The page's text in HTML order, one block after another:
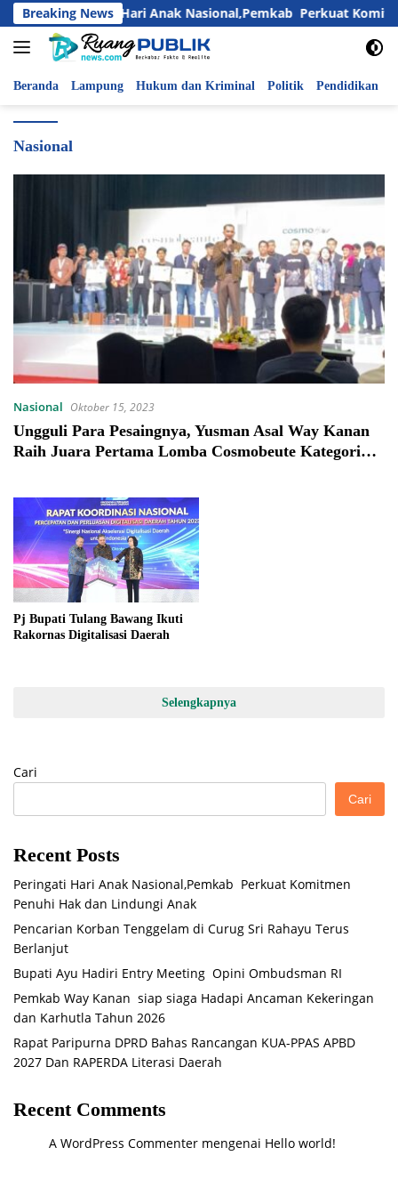
Langsung
ke
konten
Breaking News
Peringati Hari Anak Nasional,Pemkab Perkuat
Beranda Lampung Hukum dan Kriminal Politik Pendidikan
Nasional
Nasional Oktober 15, 2023
Ungguli Para Pesaingnya, Yusman Asal Way Kanan
Raih Juara Pertama Lomba Cosmobeute Kategori
Pj Bupati Tulang Bawang Ikuti
Rakornas Digitalisasi Daerah
Selengkapnya
Cari
Cari
Recent Posts
Peringati Hari Anak Nasional,Pemkab Perkuat Komitmen
Penuhi Hak dan Lindungi Anak
Pencarian Korban Tenggelam di Curug Sri Rahayu Terus
Berlanjut
Bupati Ayu Hadiri Entry Meeting Opini Ombudsman RI
Pemkab Way Kanan siap siaga Hadapi Ancaman Kekeringan
dan Karhutla Tahun 2026
Rapat Paripurna DPRD Bahas Rancangan KUA-PPAS APBD
2027 Dan RAPERDA Literasi Daerah
Recent Comments
A WordPress Commenter mengenai Hello world!